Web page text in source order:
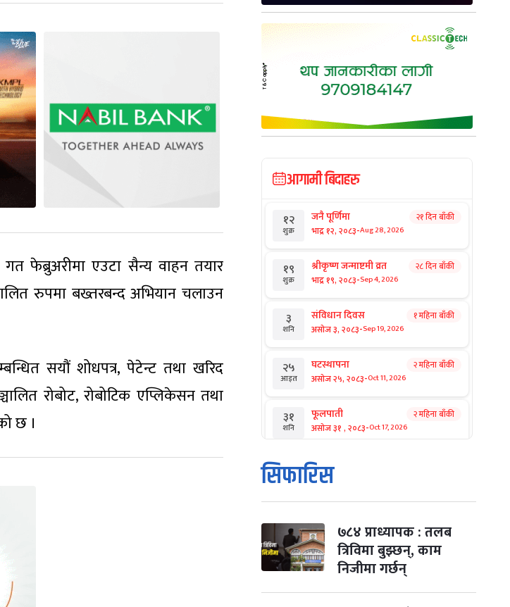
गत फेब्रुअरीमा एउटा सैन्य वाहन तयार
रुपमा बख्तरबन्द अभियान चलाउन
सयौं शोधपत्र, पेटेन्ट तथा खरिद
रोबोट, रोबोटिक एप्लिकेसन तथा
छ ।
आगामी बिदाहरु
१२
शुक्र
जनै पूर्णिमा
भाद्र १२, २०८३-Aug 28, 2026
२१ दिन बाँकी
१९
शुक्र
श्रीकृष्ण जन्माष्टमी व्रत
भाद्र १९, २०८३-Sep 4, 2026
२८ दिन बाँकी
३
शनि
संविधान दिवस
असोज ३, २०८३-Sep 19, 2026
१ महिना बाँकी
२५
आइत
घटस्थापना
असोज २५, २०८३-Oct 11, 2026
२ महिना बाँकी
३१
शनि
फूलपाती
असोज ३१ , २०८३-Oct 17, 2026
२ महिना बाँकी
१
आइत
कार्तिक सङ्क्रान्ति
कार्तिक १, २०८३
मंगल कार्तिक ३, २०८३ -Oct 20, 2026
४ विजयादशमी
कार्तिक ४, २०८३-Oct 21, 2026
सिफारिस
७८४ प्राध्यापक : तलब
त्रिविमा बुझ्छन्, काम
निजीमा गर्छन्